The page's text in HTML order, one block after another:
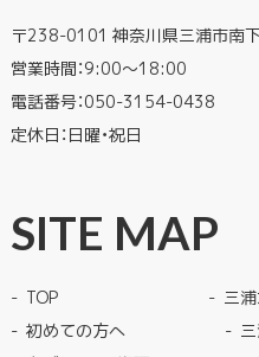
〒238-0101 神奈川県三浦市南
営業時間：9:00〜18:00
電話番号：050-3154-0438
定休日：日曜・祝日
SITE MAP
TOP
初めての方へ
三